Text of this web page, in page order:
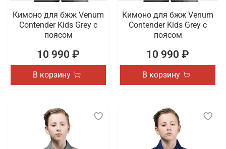
Кимоно для бжж Venum
Contender Kids Grey с
поясом
10 990 ₽
В корзину
Кимоно для бжж Venum
Contender Kids Grey с
поясом
10 990 ₽
В корзину